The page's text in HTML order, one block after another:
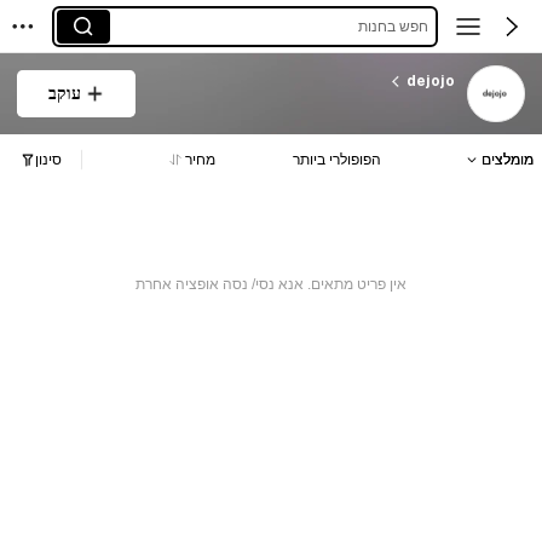
חפש בחנות
dejojo
עוקב
מומלצים הפופולרי ביותר מחיר סינון
אין פריט מתאים. אנא נסי/ נסה אופציה אחרת